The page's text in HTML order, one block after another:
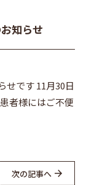
知らせ
せです 11月30日
者様にはご不便
次の記事へ